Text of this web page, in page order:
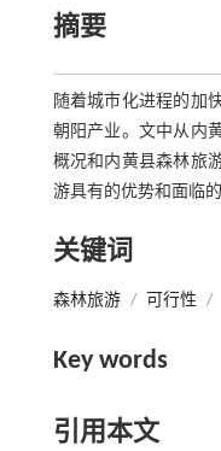
摘要
随着城市化进程的加
朝阳产业。文中从内
概况和内黄县森林旅
游具有的优势和面临
关键词
森林旅游 / 可行性 /
Key words
引用本文